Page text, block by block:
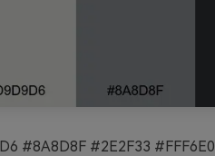
#8A8D8F #2E2F33 #FFF6E0